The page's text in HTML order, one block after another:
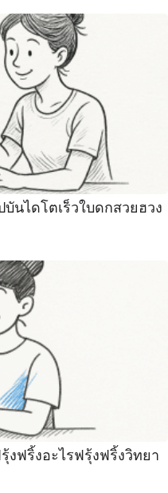
นไดโตเร็วใบดกสวยฮวง
ฟริ้งอะไรฟรุ้งฟริ้งวิทยา